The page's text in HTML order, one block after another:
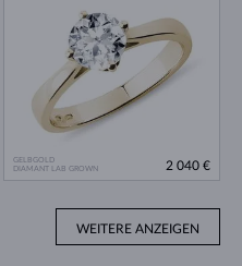
GELBGOLD
DIAMANT LAB GROWN
2 040 €
WEITERE ANZEIGEN